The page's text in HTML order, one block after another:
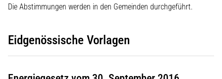
Die Abstimmungen werden in den Gemeinden durchgeführt.
Eidgenössische Vorlagen